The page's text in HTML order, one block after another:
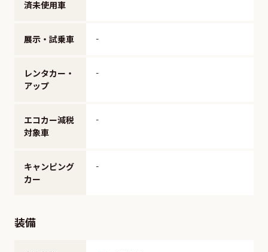
済未使用車
展示・試乗車 -
レンタカー・
アップ
-
エコカー減税
対象車
-
キャンピング
カー
-
装備